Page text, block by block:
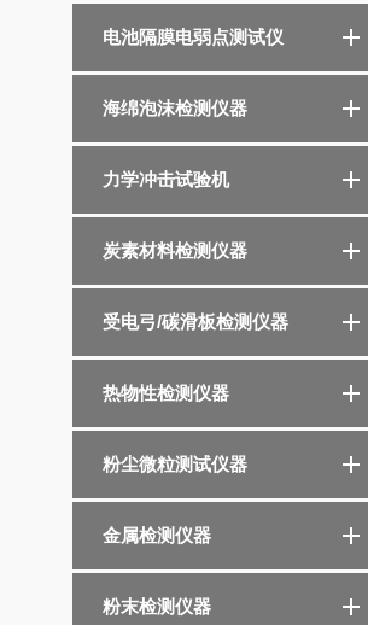
电池隔膜电弱点测试仪
海绵泡沫检测仪器
力学冲击试验机
炭素材料检测仪器
受电弓/碳滑板检测仪器
热物性检测仪器
粉尘微粒测试仪器
金属检测仪器
粉末检测仪器